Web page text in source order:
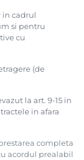
in cadrul
si pentru
cu
(de
la art. 9-15 in
in afara
completa
acordul prealabil